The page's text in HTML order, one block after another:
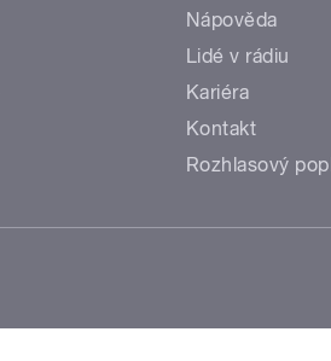
Nápověda
Lidé v rádiu
Kariéra
Kontakt
Rozhlasový